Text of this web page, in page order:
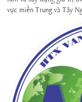
vực miền Trung và Tây